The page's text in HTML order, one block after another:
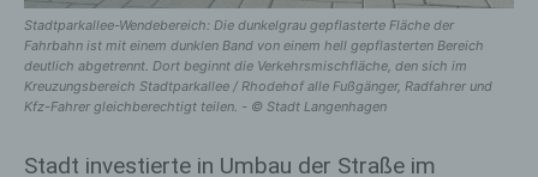
Stadtparkallee-Wendebereich: Die dunkelgrau gepflasterte Fläche der
Fahrbahn ist mit einem dunklen Band von einem hell gepflasterten Bereich
deutlich abgetrennt. Dort beginnt die Verkehrsmischfläche, den sich im
Kreuzungsbereich Stadtparkallee / Rhodehof alle Fußgänger, Radfahrer und
Kfz-Fahrer gleichberechtigt teilen. - © Stadt Langenhagen
Stadt investierte in Umbau der Straße im